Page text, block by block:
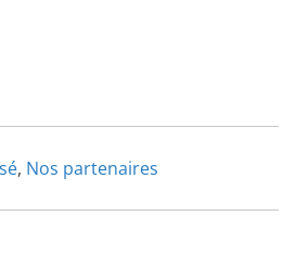
, Nos partenaires